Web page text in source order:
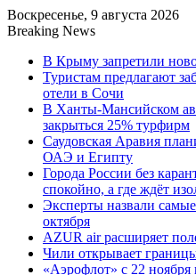
Воскресенье, 9 августа 2026
Breaking News
В Крыму запретили
Туристам предлагают
отели в Сочи
В Ханты-Мансийском
закрыться 25% турфирм
Саудовская Аравия
ОАЭ и Египту
Города России без
спокойно, а где ждёт
Эксперты назвали
октября
AZUR air расширяет
Чили открывает
«Аэрофлот» с 22